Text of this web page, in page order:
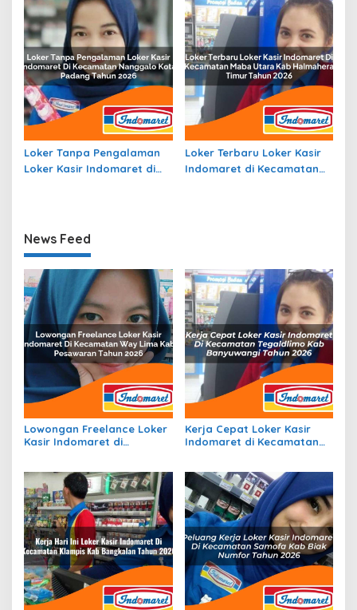
Loker Tanpa Pengalaman
Loker Kasir Indomaret di
Loker Terbaru Loker Kasir
Indomaret di Kecamatan
News Feed
Lowongan Freelance Loker
Kasir Indomaret di
Kerja Cepat Loker Kasir
Indomaret di Kecamatan